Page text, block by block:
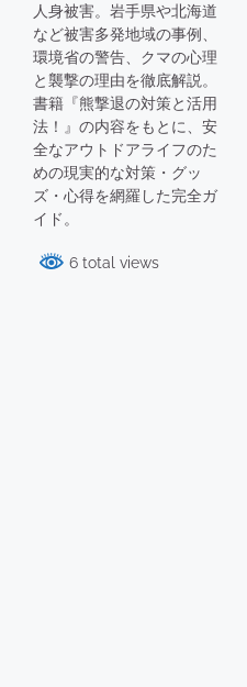
人身被害。岩手県や北海道
など被害多発地域の事例、
環境省の警告、クマの心理
と襲撃の理由を徹底解説。
書籍『熊撃退の対策と活用
法！』の内容をもとに、安
全なアウトドアライフのた
めの現実的な対策・グッ
ズ・心得を網羅した完全ガ
イド。
6 total views